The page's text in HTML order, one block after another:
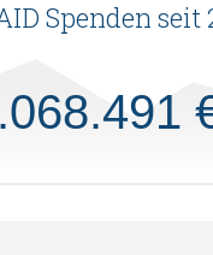
Spenden seit